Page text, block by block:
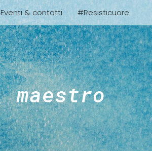
Eventi & contatti #Resisticuore
maestro